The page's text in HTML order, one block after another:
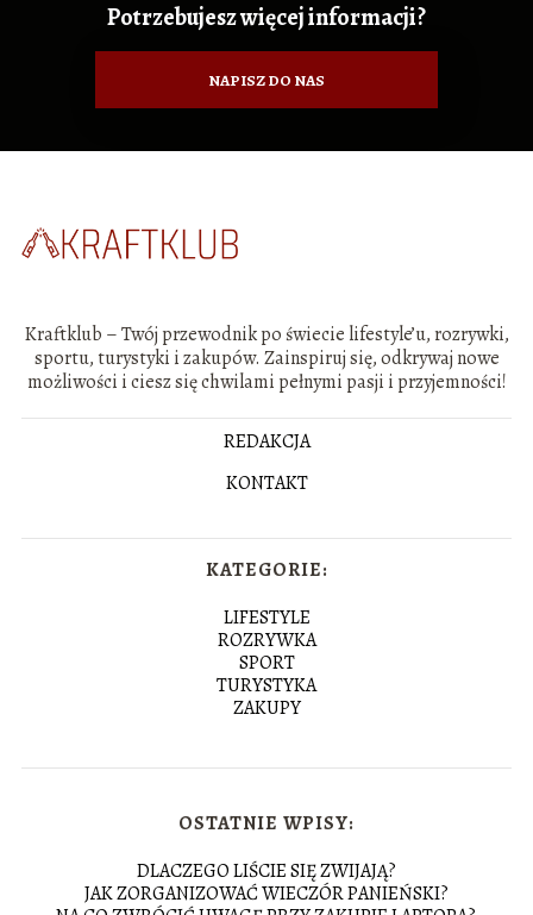
Potrzebujesz więcej informacji?
NAPISZ DO NAS
Kraftklub – Twój przewodnik po świecie lifestyle’u, rozrywki,
sportu, turystyki i zakupów. Zainspiruj się, odkrywaj nowe
możliwości i ciesz się chwilami pełnymi pasji i przyjemności!
REDAKCJA
KONTAKT
KATEGORIE:
LIFESTYLE
ROZRYWKA
SPORT
TURYSTYKA
ZAKUPY
OSTATNIE WPISY:
DLACZEGO LIŚCIE SIĘ ZWIJAJĄ?
JAK ZORGANIZOWAĆ WIECZÓR PANIEŃSKI?